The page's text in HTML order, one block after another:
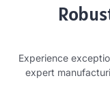
Experience
expert